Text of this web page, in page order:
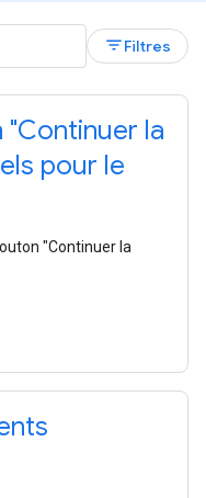
filter_listFiltres
la
pour le
"Continuer la